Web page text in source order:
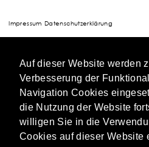
Auf dieser Website werden
Verbesserung der
Navigation Cookies
die Nutzung der Website
willigen Sie in die
Cookies auf dieser Website
Impressum Datenschutzerklärung